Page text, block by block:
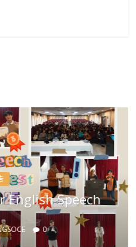
English Speech
0